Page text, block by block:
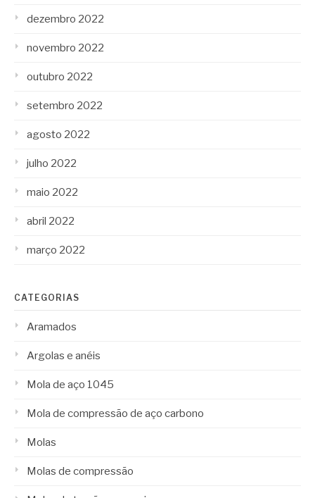
dezembro 2022
novembro 2022
outubro 2022
setembro 2022
agosto 2022
julho 2022
maio 2022
abril 2022
março 2022
CATEGORIAS
Aramados
Argolas e anéis
Mola de aço 1045
Mola de compressão de aço carbono
Molas
Molas de compressão